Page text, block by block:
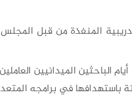
المنفذة من قبل
الباحثين الميدانيين
باستهدافها في برامجه